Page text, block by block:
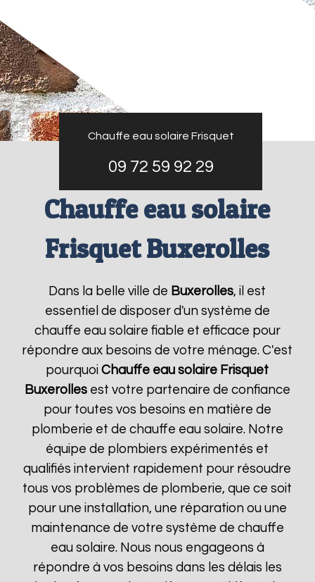
Chauffe eau solaire Frisquet
09 72 59 92 29
Chauffe eau solaire
Frisquet Buxerolles
Dans la belle ville de Buxerolles, il est
essentiel de disposer d'un système de
chauffe eau solaire fiable et efficace pour
répondre aux besoins de votre ménage. C'est
pourquoiChauffe eau solaire Frisquet
Buxerollesest votre partenaire de confiance
pour toutes vos besoins en matière de
plomberie et de chauffe eau solaire. Notre
équipe de plombiers expérimentés et
qualifiés intervient rapidement pour résoudre
tous vos problèmes de plomberie, que ce soit
pour une installation, une réparation ou une
maintenance de votre système de chauffe
eau solaire. Nous nous engageons à
répondre à vos besoins dans les délais les